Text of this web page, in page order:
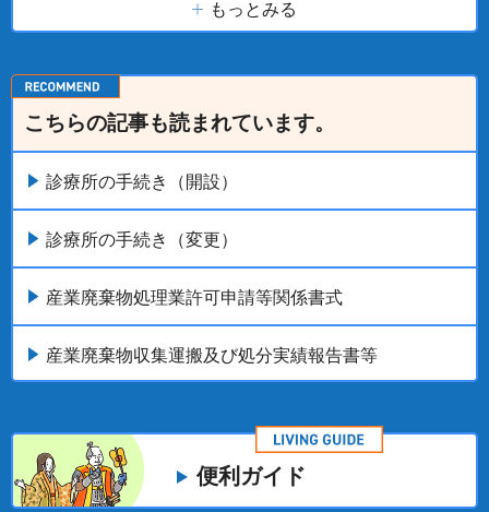
もっとみる
こちらの記事も読まれています。
診療所の手続き（開設）
診療所の手続き（変更）
産業廃棄物処理業許可申請等関係書式
産業廃棄物収集運搬及び処分実績報告書等
便利ガイド